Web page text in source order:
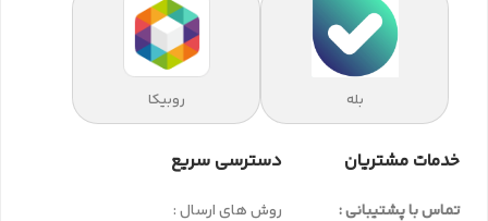
بله روبیکا
خدمات مشتریان
تماس با پشتیبانی :
دسترسی سریع
روش های ارسال :